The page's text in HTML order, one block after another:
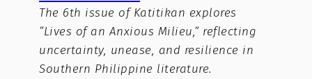
The 6th issue of Katitikan explores
“Lives of an Anxious Milieu,” reflecting
uncertainty, unease, and resilience in
Southern Philippine literature.